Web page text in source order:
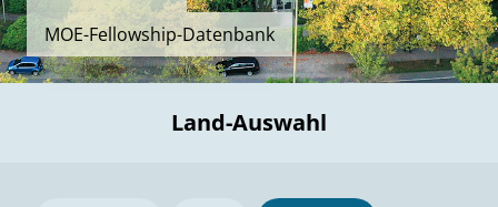
MOE-Fellowship-Datenbank
Land-Auswahl